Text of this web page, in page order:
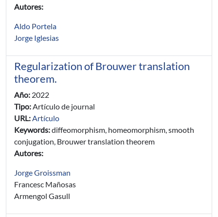
Autores:
Aldo Portela
Jorge Iglesias
Regularization of Brouwer translation
theorem.
Año: 2022
Tipo:Artículo de journal
URL:Artículo
Keywords:diffeomorphism, homeomorphism, smooth
conjugation, Brouwer translation theorem
Autores:
Jorge Groissman
Francesc Mañosas
Armengol Gasull